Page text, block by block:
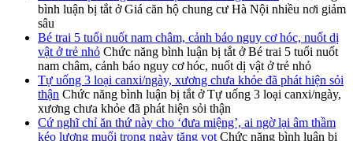
bình luận bị tắt ở Giá căn hộ chung cư Hà Nội nhiều nơi giảm
sâu
Bé trai 5 tuổi nuốt nam châm, cảnh báo nguy cơ hóc, nuốt dị
vật ở trẻ nhỏ Chức năng bình luận bị tắt ở Bé trai 5 tuổi nuốt
nam châm, cảnh báo nguy cơ hóc, nuốt dị vật ở trẻ nhỏ
Tự uống 3 loại canxi/ngày, xương chưa khỏe đã phát hiện sỏi
thận Chức năng bình luận bị tắt ở Tự uống 3 loại canxi/ngày,
xương chưa khỏe đã phát hiện sỏi thận
Cứ nghĩ chỉ ăn thứ này cho ‘đưa miệng’, ai ngờ lại âm thầm
kéo lượng muối trong ngày tăng vọt Chức năng bình luận bị